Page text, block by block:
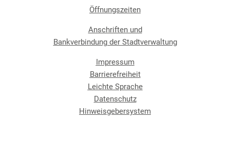
Öffnungszeiten
Anschriften und
Bankverbindung der Stadtverwaltung
Impressum
Barrierefreiheit
Leichte Sprache
Datenschutz
Hinweisgebersystem